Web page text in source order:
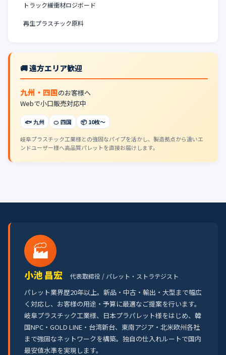
トラック緩衝材ロジボード
再生プラスチック原料
🚚 遠方エリア歓迎
九州・四国のお客様へ
Webで小口販売対応中
🐟 九州 🍊 四国 📦 10枚〜
岐阜プラスチック工業様との強固なパイプを活かし、製造拠点から遠いエ
ンドユーザー様へ高品質パレットを直接お届けします。
🏭
小池 昌宏 代表取締役 / パレット・ストラテジスト
パレット業界歴20年以上。新品・中古・輸出・大型まで幅広
く対応し、お客様の用途・予算に最適なご提案を行います。
岐阜プラスチック工業様、日本プラパレット様をはじめ、韓
国NPC・GOLD LINE・台湾新台、東南アジア・北米欧州各社
まで強固なネットワークを構築。独自の仕入れルートで国内
最安値水準を実現します。